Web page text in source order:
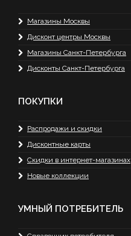
Магазины Москвы
Дисконт центры Москвы
Магазины Санкт-Петербурга
Дисконты Санкт-Петербурга
ПОКУПКИ
Распродажи и скидки
Дисконтные карты
Скидки в интернет-магазинах
Новые коллекции
УМНЫЙ ПОТРЕБИТЕЛЬ